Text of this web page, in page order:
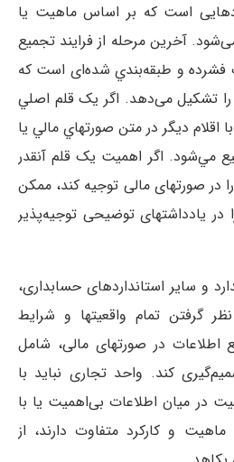
است که بر اساس ماهيت يا
آخرين مرحله از فرايند تجميع
فشرده و طبقه‌بندي شده‌ای است که
تشکیل می‌دهد. اگر يک قلم اصلي
اقلام ديگر در متن صورتهاي مالي يا
مي‌شود. اگر اهمیت یک قلم آنقدر
در صورتهای مالی توجیه کند، ممکن
یادداشتهای توضیحی توجیه‌پذیر
و سایر استانداردهای حسابداری،
گرفتن تمام واقعیتها و شرایط
اطلاعات در صورتهای مالی، شامل
کند. واحد تجاری نباید با
در میان اطلاعات بی‌اهمیت یا با
و کارکرد متفاوت دارند، از